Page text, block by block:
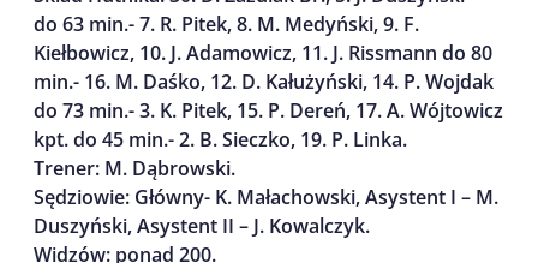
do 63 min.- 7. R. Pitek, 8. M. Medyński, 9. F.
Kiełbowicz, 10. J. Adamowicz, 11. J. Rissmann do 80
min.- 16. M. Daśko, 12. D. Kałużyński, 14. P. Wojdak
do 73 min.- 3. K. Pitek, 15. P. Dereń, 17. A. Wójtowicz
kpt. do 45 min.- 2. B. Sieczko, 19. P. Linka.
Trener: M. Dąbrowski.
Sędziowie: Główny- K. Małachowski, Asystent I – M.
Duszyński, Asystent II – J. Kowalczyk.
Widzów: ponad 200.